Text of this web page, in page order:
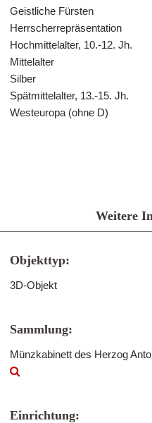
Geistliche Fürsten
Herrscherrepräsentation
Hochmittelalter, 10.-12. Jh.
Mittelalter
Silber
Spätmittelalter, 13.-15. Jh.
Westeuropa (ohne D)
Weitere
Objekttyp:
3D-Objekt
Sammlung:
Münzkabinett des Herzog
Einrichtung: